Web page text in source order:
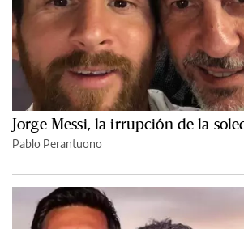
Jorge Messi, la irrupción de la
Pablo Perantuono